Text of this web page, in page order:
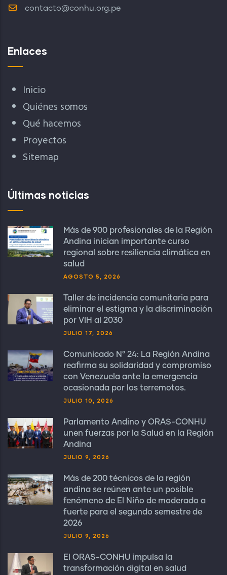
contacto@conhu.org.pe
Enlaces
Inicio
Quiénes somos
Qué hacemos
Proyectos
Sitemap
Últimas noticias
Más de 900 profesionales de la Región
Andina inician importante curso
regional sobre resiliencia climática en
salud
AGOSTO 5, 2026
Taller de incidencia comunitaria para
eliminar el estigma y la discriminación
por VIH al 2030
JULIO 17, 2026
Comunicado N° 24: La Región Andina
reafirma su solidaridad y compromiso
con Venezuela ante la emergencia
ocasionada por los terremotos.
JULIO 10, 2026
Parlamento Andino y ORAS-CONHU
unen fuerzas por la Salud en la Región
Andina
JULIO 9, 2026
Más de 200 técnicos de la región
andina se reúnen ante un posible
fenómeno de El Niño de moderado a
fuerte para el segundo semestre de
2026
JULIO 9, 2026
El ORAS-CONHU impulsa la
transformación digital en salud